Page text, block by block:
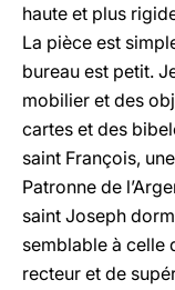
haute et plus
La pièce est
bureau est petit.
mobilier et des
cartes et des
saint François,
Patronne de
saint Joseph
semblable à celle
recteur et de